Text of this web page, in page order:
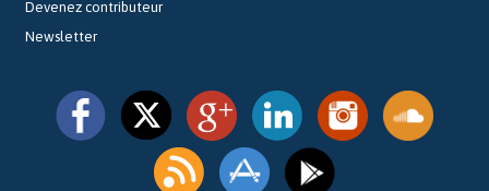
Devenez contributeur
Newsletter